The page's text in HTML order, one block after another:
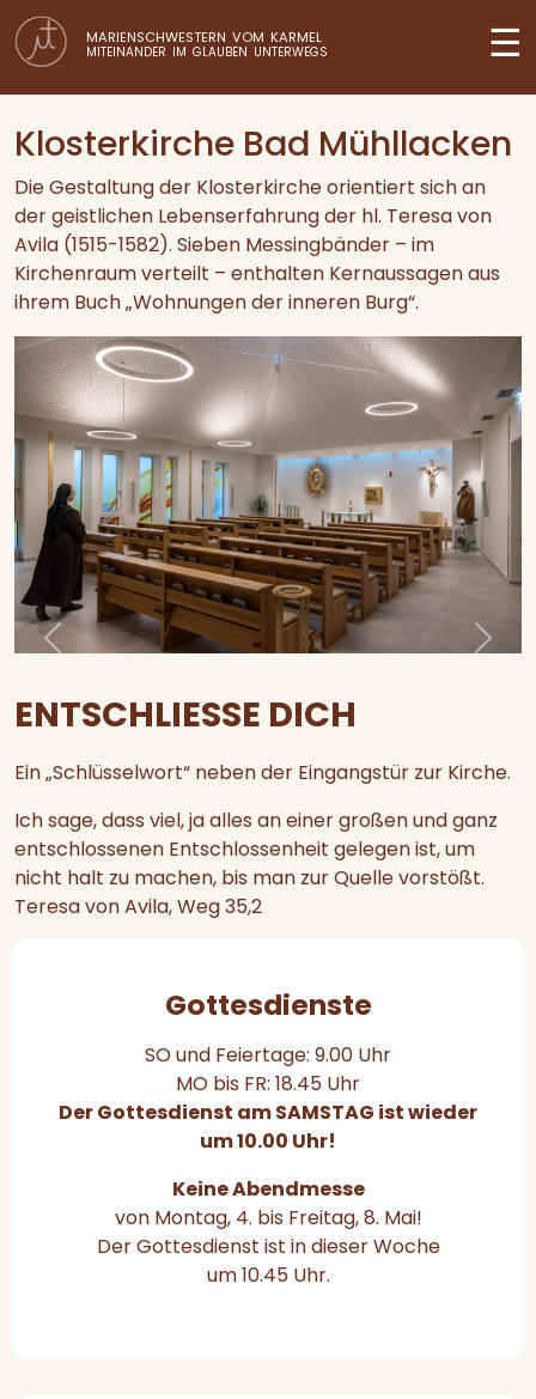
MARIENSCHWESTERN VOM KARMEL
MITEINANDER IM GLAUBEN UNTERWEGS ☰
Klosterkirche Bad Mühllacken
Die Gestaltung der Klosterkirche orientiert sich an
der geistlichen Lebenserfahrung der hl. Teresa von
Avila (1515-1582). Sieben Messingbänder – im
Kirchenraum verteilt – enthalten Kernaussagen aus
ihrem Buch „Wohnungen der inneren Burg“.
ENTSCHLIESSE DICH
Ein „Schlüsselwort“ neben der Eingangstür zur Kirche.
Ich sage, dass viel, ja alles an einer großen und ganz
entschlossenen Entschlossenheit gelegen ist, um
nicht halt zu machen, bis man zur Quelle vorstößt.
Teresa von Avila, Weg 35,2
Zurück
Gottesdienste
SO und Feiertage: 9.00 Uhr
MO bis FR: 18.45 Uhr
Der Gottesdienst am SAMSTAG ist wieder
um 10.00 Uhr!
Keine Abendmesse
von Montag, 4. bis Freitag, 8. Mai!
Der Gottesdienst ist in dieser Woche
um 10.45 Uhr.